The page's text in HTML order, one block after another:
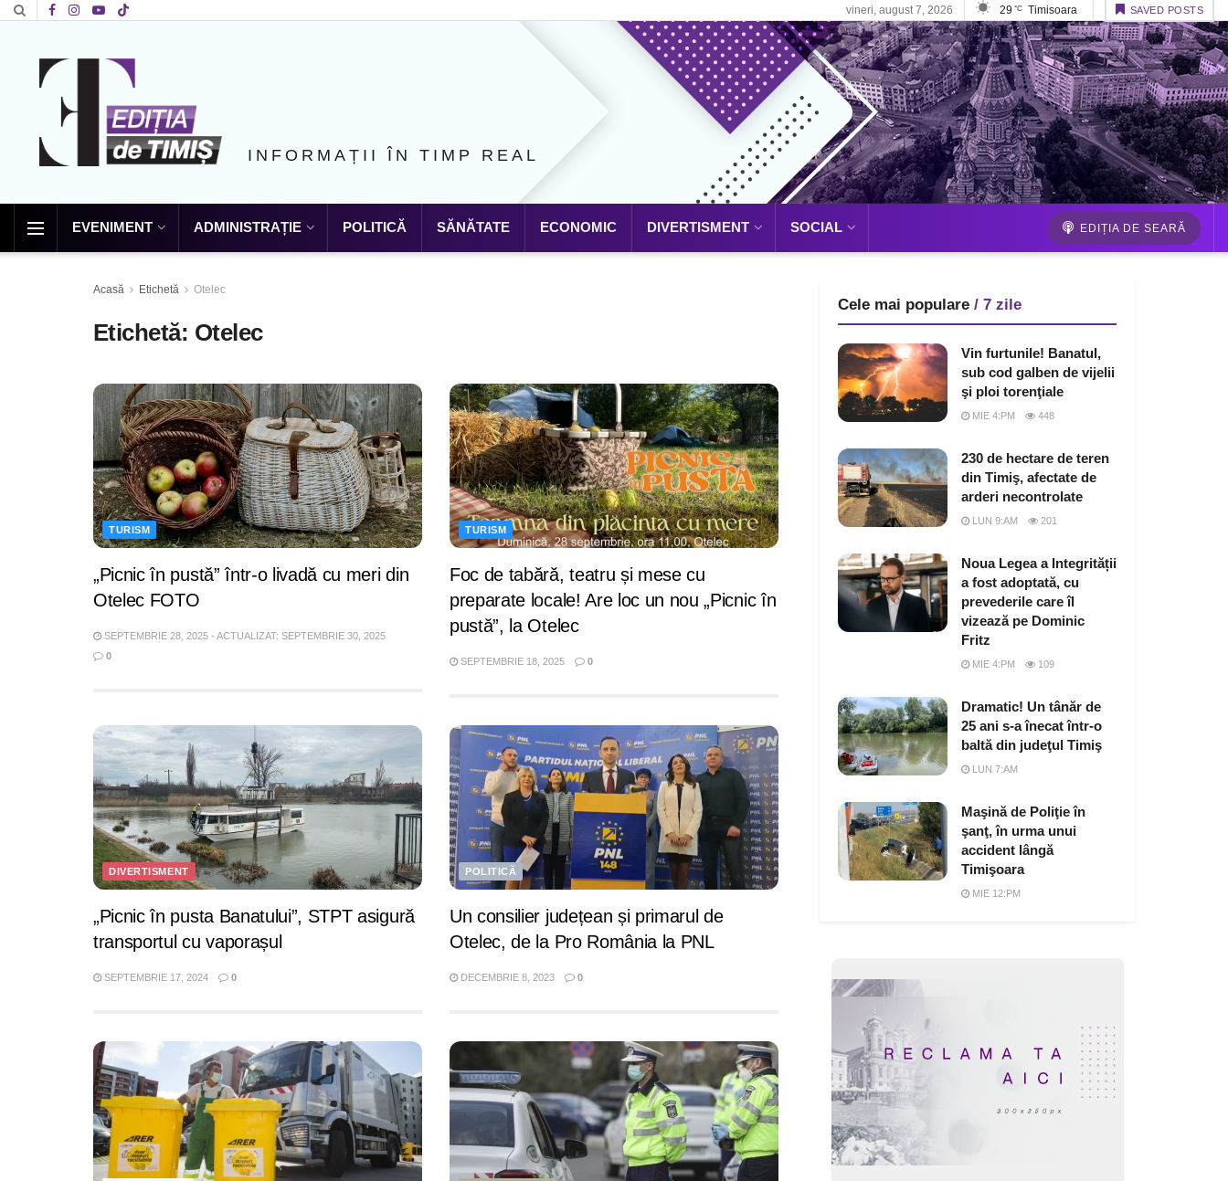
vineri, august 7, 2026 29 °C Timisoara SAVED POSTS
INFORMAȚII ÎN TIMP REAL
EVENIMENT ADMINISTRAȚIE POLITICĂ SĂNĂTATE ECONOMIC DIVERTISMENT SOCIAL EDIȚIA DE SEARĂ
Acasă Etichetă Otelec
Etichetă: Otelec
TURISM
„Picnic în pustă” într-o livadă cu meri din
Otelec FOTO
SEPTEMBRIE 28, 2025 - ACTUALIZAT: SEPTEMBRIE 30, 2025
0
TURISM
Foc de tabără, teatru și mese cu
preparate locale! Are loc un nou „Picnic în
pustă”, la Otelec
SEPTEMBRIE 18, 2025 0
DIVERTISMENT
„Picnic în pusta Banatului”, STPT asigură
transportul cu vaporașul
SEPTEMBRIE 17, 2024 0
POLITICĂ
Un consilier județean și primarul de
Otelec, de la Pro România la PNL
DECEMBRIE 8, 2023 0
Cele mai populare / 7 zile
Vin furtunile! Banatul,
sub cod galben de vijelii
şi ploi torenţiale
MIE 4:PM 448
230 de hectare de teren
din Timiş, afectate de
arderi necontrolate
LUN 9:AM 201
Noua Legea a Integrității
a fost adoptată, cu
prevederile care îl
vizează pe Dominic
Fritz
MIE 4:PM 109
Dramatic! Un tânăr de
25 ani s-a înecat într-o
baltă din judeţul Timiş
LUN 7:AM
Maşină de Poliţie în
şanţ, în urma unui
accident lângă
Timişoara
MIE 12:PM